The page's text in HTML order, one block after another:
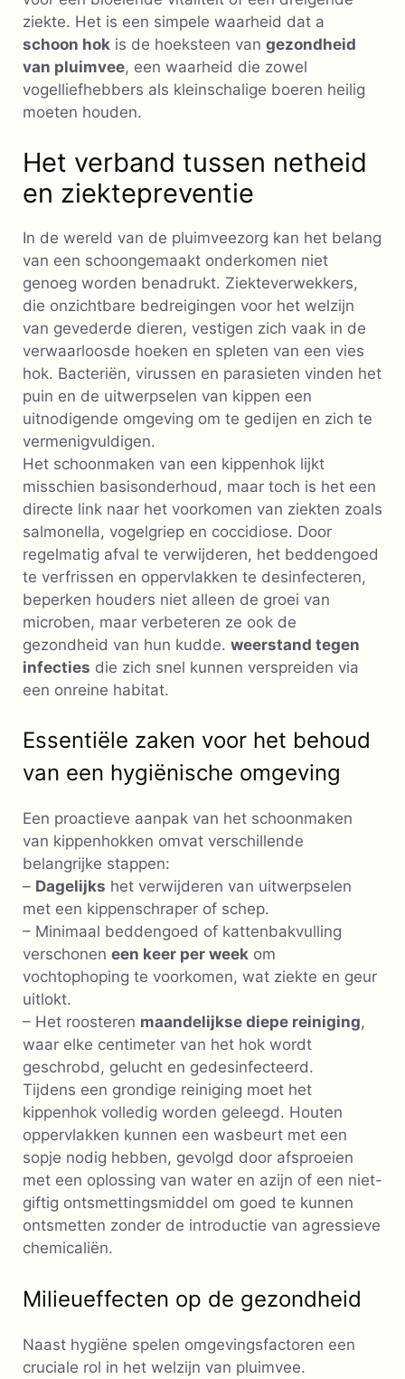
ziekte. Het is een simpele waarheid dat a
schoon hok is de hoeksteen van gezondheid
van pluimvee, een waarheid die zowel
vogelliefhebbers als kleinschalige boeren heilig
moeten houden.
Het verband tussen netheid
en ziektepreventie
In de wereld van de pluimveezorg kan het belang
van een schoongemaakt onderkomen niet
genoeg worden benadrukt. Ziekteverwekkers,
die onzichtbare bedreigingen voor het welzijn
van gevederde dieren, vestigen zich vaak in de
verwaarloosde hoeken en spleten van een vies
hok. Bacteriën, virussen en parasieten vinden het
puin en de uitwerpselen van kippen een
uitnodigende omgeving om te gedijen en zich te
vermenigvuldigen.
Het schoonmaken van een kippenhok lijkt
misschien basisonderhoud, maar toch is het een
directe link naar het voorkomen van ziekten zoals
salmonella, vogelgriep en coccidiose. Door
regelmatig afval te verwijderen, het beddengoed
te verfrissen en oppervlakken te desinfecteren,
beperken houders niet alleen de groei van
microben, maar verbeteren ze ook de
gezondheid van hun kudde. weerstand tegen
infecties die zich snel kunnen verspreiden via
een onreine habitat.
Essentiële zaken voor het behoud
van een hygiënische omgeving
Een proactieve aanpak van het schoonmaken
van kippenhokken omvat verschillende
belangrijke stappen:
– Dagelijks het verwijderen van uitwerpselen
met een kippenschraper of schep.
– Minimaal beddengoed of kattenbakvulling
verschonen een keer per week om
vochtophoping te voorkomen, wat ziekte en geur
uitlokt.
– Het roosteren maandelijkse diepe reiniging,
waar elke centimeter van het hok wordt
geschrobd, gelucht en gedesinfecteerd.
Tijdens een grondige reiniging moet het
kippenhok volledig worden geleegd. Houten
oppervlakken kunnen een wasbeurt met een
sopje nodig hebben, gevolgd door afsproeien
met een oplossing van water en azijn of een niet-
giftig ontsmettingsmiddel om goed te kunnen
ontsmetten zonder de introductie van agressieve
chemicaliën.
Milieueffecten op de gezondheid
Naast hygiëne spelen omgevingsfactoren een
cruciale rol in het welzijn van pluimvee.